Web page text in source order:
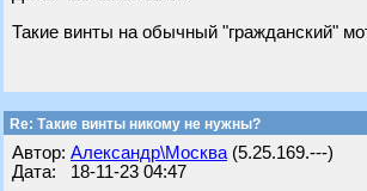
Такие винты на обычный "гражданский"
Re: Такие винты никому не нужны?
Автор: Александр\Москва (5.25.169.---)
Дата: 18-11-23 04:47